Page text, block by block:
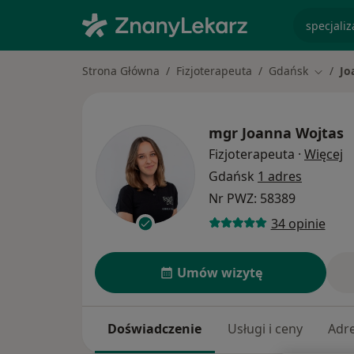
Strona Główna Fizjoterapeuta Gdańsk Zmień
mgr Joanna Wojtas
Fizjoterapeuta · Więcej
Gdańsk 1 adres
Nr PWZ: 58389
34 opinie
Umów wizytę
Doświadczenie Usługi i ceny